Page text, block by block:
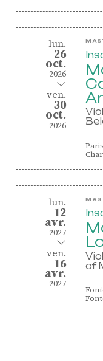
du
lundi
lun.
26
octobre
oct.
2026
au
vendredi
ven.
30
octobre
oct.
2026
Paris
du
lundi
lun.
12
avril
avr.
2027
au
vendredi
ven.
16
avril
avr.
2027
of